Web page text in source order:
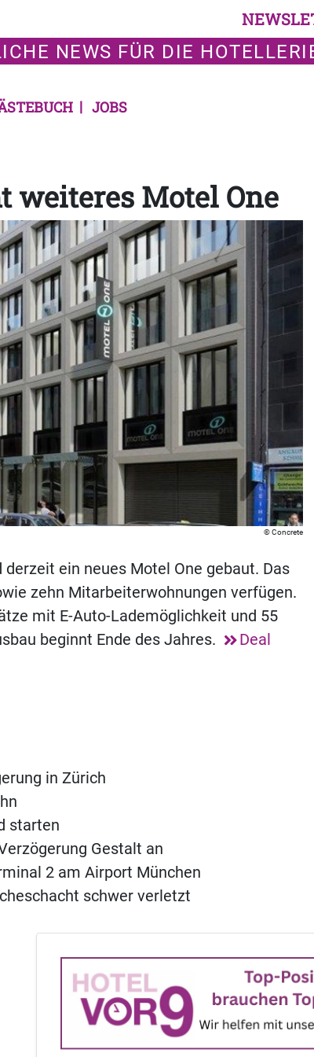
NEWS FÜR DIE
JOBS
weiteres Motel One
Concrete
ein neues Motel One gebaut. Das
zehn Mitarbeiterwohnungen verfügen.
mit E-Auto-Lademöglichkeit und 55
beginnt Ende des Jahres.
Deal
in Zürich
starten
Gestalt an
2 am Airport München
schwer verletzt